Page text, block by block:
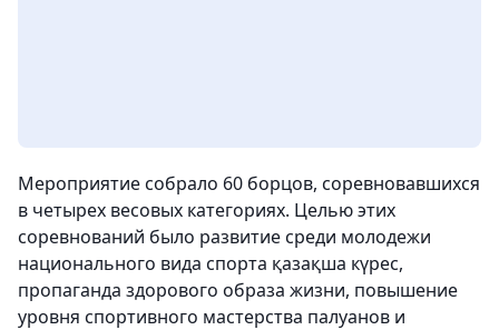
Мероприятие собрало 60 борцов, соревновавшихся
в четырех весовых категориях. Целью этих
соревнований было развитие среди молодежи
национального вида спорта қазақша күрес,
пропаганда здорового образа жизни, повышение
уровня спортивного мастерства палуанов и